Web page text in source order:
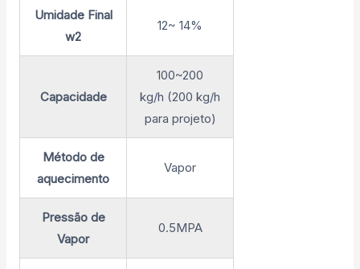
Umidade Final
w2
12~ 14%
Capacidade
100~200
kg/h (200 kg/h
para projeto)
Método de
aquecimento
Vapor
Pressão de
Vapor
0.5MPA